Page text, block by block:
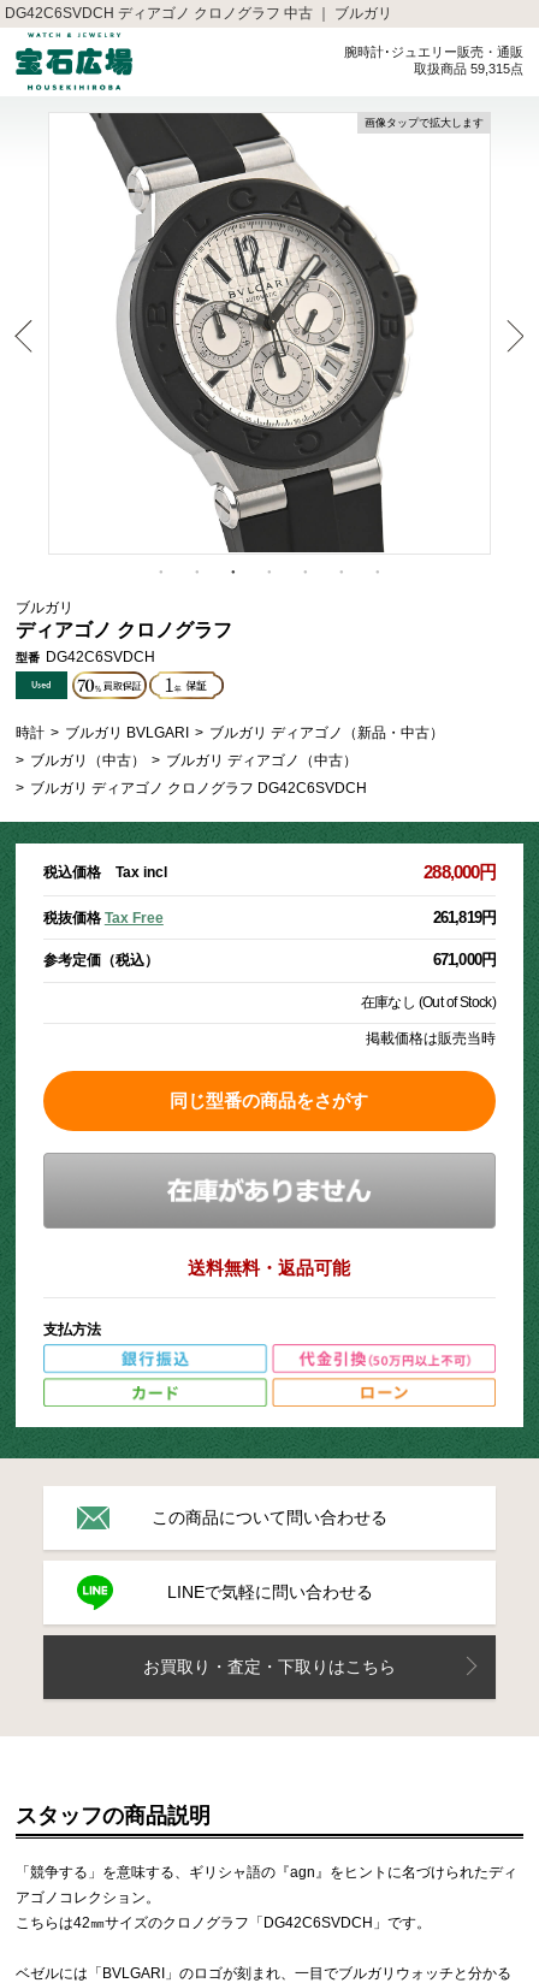
DG42C6SVDCH ディアゴノ クロノグラフ 中古 ｜ ブルガリ
腕時計･ジュエリー販売・通販
取扱商品 59,315点
画像タップで拡大します
ブルガリ
ディアゴノ クロノグラフ
型番 DG42C6SVDCH
時計 > ブルガリ BVLGARI > ブルガリ ディアゴノ（新品・中古）
> ブルガリ（中古） > ブルガリ ディアゴノ（中古）
> ブルガリ ディアゴノ クロノグラフ DG42C6SVDCH
税込価格 Tax incl 288,000円
税抜価格 Tax Free 261,819円
参考定価（税込） 671,000円
在庫なし (Out of Stock)
掲載価格は販売当時
同じ型番の商品をさがす
送料無料・返品可能
支払方法
この商品について問い合わせる
LINEで気軽に問い合わせる
お買取り・査定・下取りはこちら
スタッフの商品説明
「競争する」を意味する、ギリシャ語の『agn』をヒントに名づけられたディ
アゴノコレクション。
こちらは42㎜サイズのクロノグラフ「DG42C6SVDCH」です。
ベゼルには「BVLGARI」のロゴが刻まれ、一目でブルガリウォッチと分かる